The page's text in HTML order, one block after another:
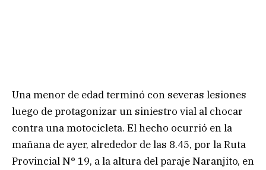
Una menor de edad terminó con severas lesiones
luego de protagonizar un siniestro vial al chocar
contra una motocicleta. El hecho ocurrió en la
mañana de ayer, alrededor de las 8.45, por la Ruta
Provincial N° 19, a la altura del paraje Naranjito, en